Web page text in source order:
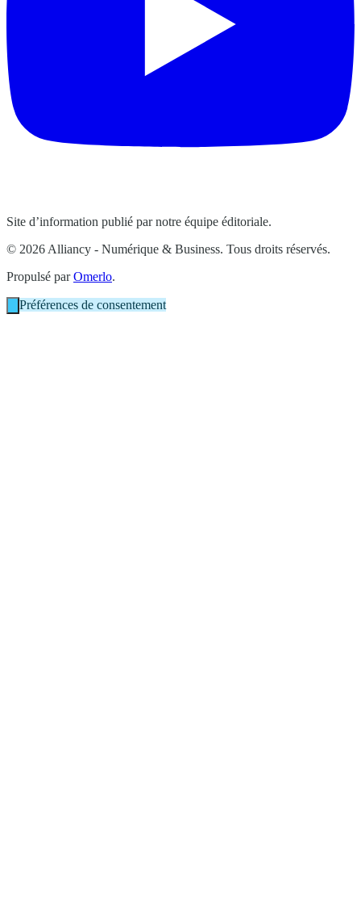
Site d’information publié par notre équipe éditoriale.
© 2026 Alliancy - Numérique & Business. Tous droits réservés.
Propulsé parOmerlo.
Préférences de consentement